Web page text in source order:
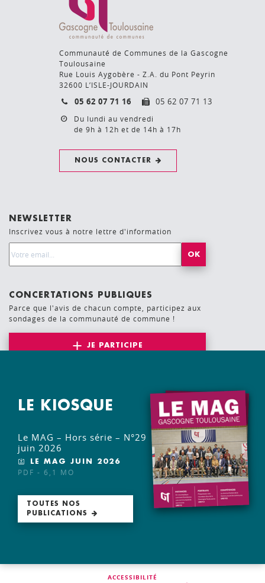
Communauté de Communes de la Gascogne
Toulousaine
Rue Louis Aygobère - Z.A. du Pont Peyrin
32600 L’ISLE-JOURDAIN
05 62 07 71 16 05 62 07 71 13
Du lundi au vendredi
de 9h à 12h et de 14h à 17h
NOUS CONTACTER
NEWSLETTER
Inscrivez vous à notre lettre d'information
CONCERTATIONS PUBLIQUES
Parce que l'avis de chacun compte, participez aux
sondages de la communauté de commune !
JE PARTICIPE
LE KIOSQUE
Le MAG – Hors série – N°29
juin 2026
LE MAG JUIN 2026
PDF - 6,1 MO
TOUTES NOS
PUBLICATIONS
ACCESSIBILITÉ